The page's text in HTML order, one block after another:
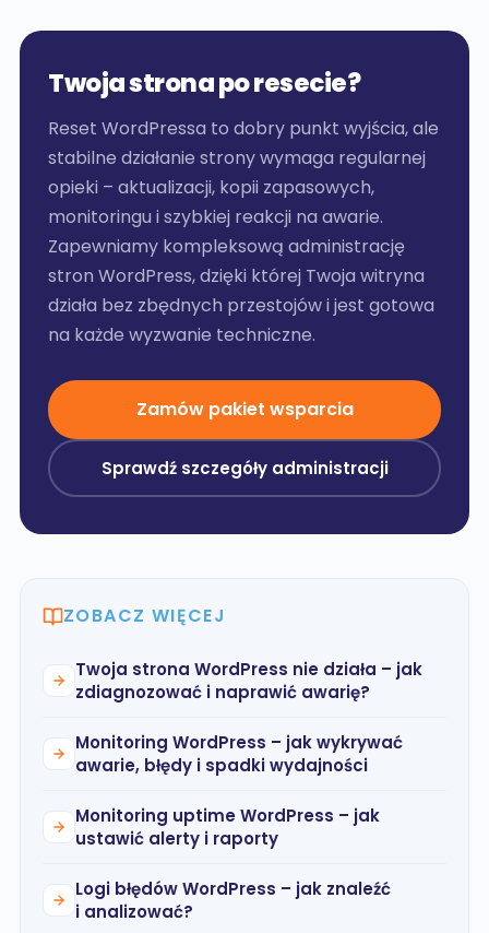
Twoja strona po resecie?
Reset WordPressa to dobry punkt wyjścia, ale
stabilne działanie strony wymaga regularnej
opieki – aktualizacji, kopii zapasowych,
monitoringu i szybkiej reakcji na awarie.
Zapewniamy kompleksową administrację
stron WordPress, dzięki której Twoja witryna
działa bez zbędnych przestojów i jest gotowa
na każde wyzwanie techniczne.
Zamów pakiet wsparcia
Sprawdź szczegóły administracji
ZOBACZ WIĘCEJ
Twoja strona WordPress nie działa – jak
zdiagnozować i naprawić awarię?
Monitoring WordPress – jak wykrywać
awarie, błędy i spadki wydajności
Monitoring uptime WordPress – jak
ustawić alerty i raporty
Logi błędów WordPress – jak znaleźć
i analizować?